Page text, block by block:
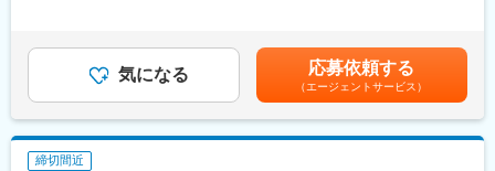
心的な役割を担っていますが、流動性や適切なプライシングを提
供する大口機関投資家の存在は欠かせません。
ビットバンクの営業部は取引所サービスを利用する大口のお客様
に向けて様々な施策・提案を行なっています。
海外のトレーダーの誘致も積極的に行なっており、今後それらト
レーダーとのパートナーシップを牽引できる方のご応募をお待ち
理店向けの研修を通じて、中小企業に最適な保障を推進できるよ
うサポートします。
適切な保険募集体制を構築することの支援が重要なミッションで
案内する可能性があります。
＞※経験・能力・年齢に応じて個別に決定します。■賞与：年2回
賃金はあくまでも目安の金額であり、選考を通じて上下する可能
性があります。月給(月額)は固定手当を含めた表記です。
気になる 応募依頼する
（エージェントサービス）
締切間近